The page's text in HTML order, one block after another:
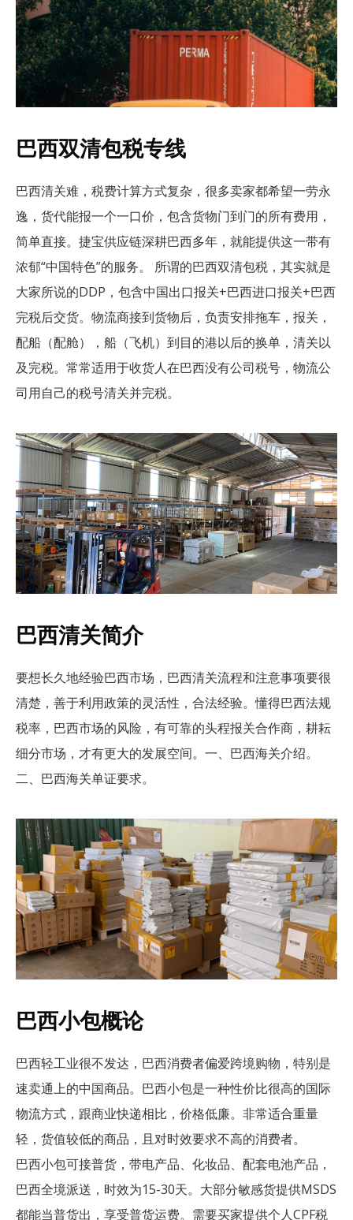
巴西双清包税专线
巴西清关难，税费计算方式复杂，很多卖家都希望一劳永
逸，货代能报一个一口价，包含货物门到门的所有费用，
简单直接。捷宝供应链深耕巴西多年，就能提供这一带有
浓郁“中国特色”的服务。 所谓的巴西双清包税，其实就是
大家所说的DDP，包含中国出口报关+巴西进口报关+巴西
完税后交货。物流商接到货物后，负责安排拖车，报关，
配船（配舱），船（飞机）到目的港以后的换单，清关以
及完税。常常适用于收货人在巴西没有公司税号，物流公
司用自己的税号清关并完税。
巴西清关简介
要想长久地经验巴西市场，巴西清关流程和注意事项要很
清楚，善于利用政策的灵活性，合法经验。懂得巴西法规
税率，巴西市场的风险，有可靠的头程报关合作商，耕耘
细分市场，才有更大的发展空间。一、巴西海关介绍。
二、巴西海关单证要求。
巴西小包概论
巴西轻工业很不发达，巴西消费者偏爱跨境购物，特别是
速卖通上的中国商品。巴西小包是一种性价比很高的国际
物流方式，跟商业快递相比，价格低廉。非常适合重量
轻，货值较低的商品，且对时效要求不高的消费者。
巴西小包可接普货，带电产品、化妆品、配套电池产品，
巴西全境派送，时效为15-30天。大部分敏感货提供MSDS
都能当普货出，享受普货运费。需要买家提供个人CPF税